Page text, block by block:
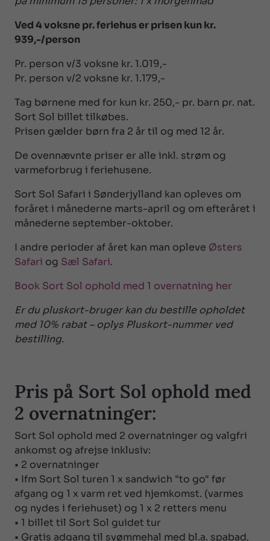
Ved 4 voksne pr. feriehus er prisen kun kr.
939,-/person
Pr. person v/3 voksne kr. 1.019,-
Pr. person v/2 voksne kr. 1.179,-
Tag børnene med for kun kr. 250,- pr. barn pr. nat.
Sort Sol billet tilkøbes.
Prisen gælder børn fra 2 år til og med 12 år.
De ovennævnte priser er alle inkl. strøm og
varmeforbrug i feriehusene.
Sort Sol Safari i Sønderjylland kan opleves om
foråret i månederne marts-april og om efteråret i
månederne september-oktober.
I andre perioder af året kan man opleve Østers
Safari og Sæl Safari.
Book Sort Sol ophold med 1 overnatning her
Er du pluskort-bruger kan du bestille opholdet
med 10% rabat – oplys Pluskort-nummer ved
bestilling.
Pris på Sort Sol ophold med
2 overnatninger:
Sort Sol ophold med 2 overnatninger og valgfri
ankomst og afrejse inklusiv:
• 2 overnatninger
• Ifm Sort Sol turen 1 x sandwich "to go" før
afgang og 1 x varm ret ved hjemkomst. (varmes
og nydes i feriehuset) og 1 x 2 retters menu
• 1 billet til Sort Sol guidet tur
• Gratis adgang til svømmehal med bl.a. spabad,